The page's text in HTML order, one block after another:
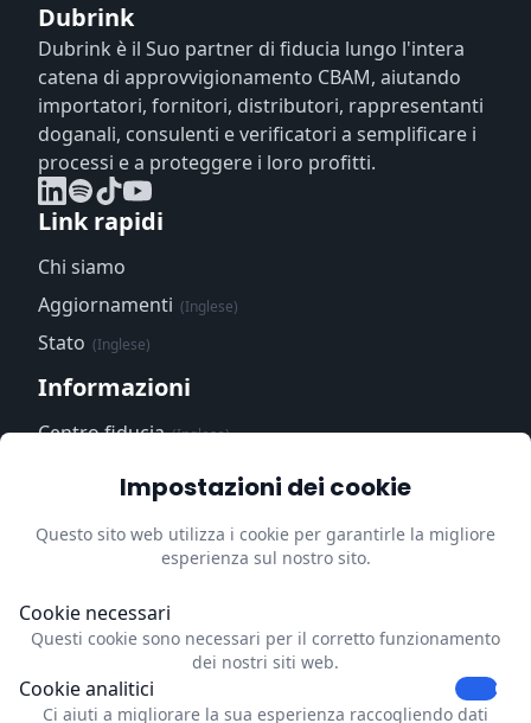
Dubrink
Dubrink è il Suo partner di fiducia lungo l'intera
catena di approvvigionamento CBAM, aiutando
importatori, fornitori, distributori, rappresentanti
doganali, consulenti e verificatori a semplificare i
processi e a proteggere i loro profitti.
Link rapidi
Chi siamo
Aggiornamenti (Inglese)
Stato (Inglese)
Informazioni
Centro fiducia(Inglese)
(Inglese)
Impressum(Inglese)
Aggiorni le preferenze sui
cookie
Contatti
Dubrink
Impostazioni dei cookie
Questo sito web utilizza i cookie per garantirle la migliore
esperienza sul nostro sito.
Cookie necessari
Questi cookie sono necessari per il corretto funzionamento
dei nostri siti web.
Cookie analitici
Ci aiuti a migliorare la sua esperienza raccogliendo dati